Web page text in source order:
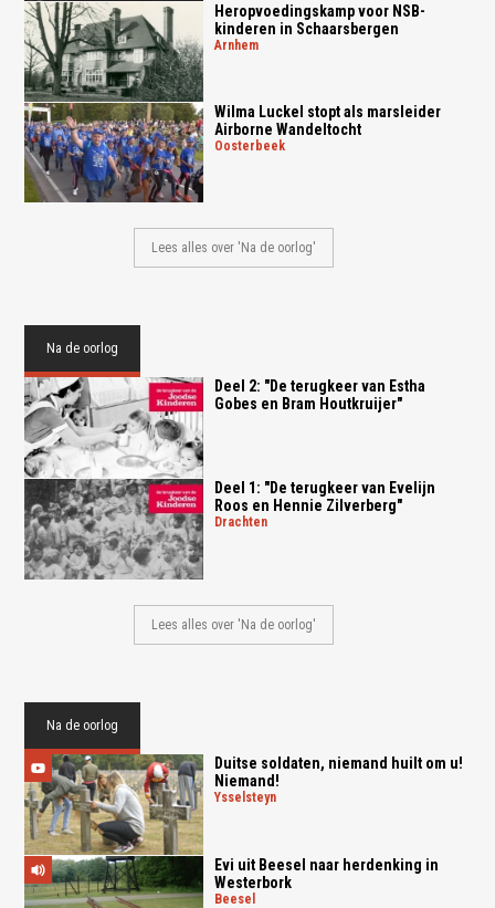
Heropvoedingskamp voor NSB-
kinderen in Schaarsbergen
arnhem
Wilma Luckel stopt als marsleider
Airborne Wandeltocht
oosterbeek
Lees alles over 'Na de oorlog'
Na de oorlog
Deel 2: "De terugkeer van Estha
Gobes en Bram Houtkruijer"
Deel 1: "De terugkeer van Evelijn
Roos en Hennie Zilverberg"
drachten
Lees alles over 'Na de oorlog'
Na de oorlog
Duitse soldaten, niemand huilt om u!
Niemand!
ysselsteyn
Evi uit Beesel naar herdenking in
Westerbork
beesel